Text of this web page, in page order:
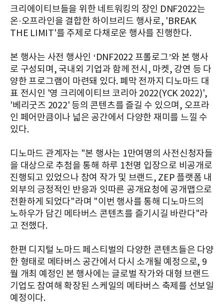
크리에이티브들을 위한 네트워킹의 장인 DNF2022는
온·오프라인을 결합한 하이브리드 행사로, 'BREAK
THE LIMIT'를 주제로 다채로운 행사를 진행한다.
본 행사는 사전 행사인 ‘DNF2022 프롤로그’와 본 행사
로 구성되며, 국내외 기업과 함께 전시, 마켓, 강연 등 다
양한 프로그램이 마련돼 있다. 폐막 전까지 디노마드 대
표 전시인 '영 크리에이티브 코리아 2022(YCK 2022)',
'베리굿즈 2022' 등의 콘텐츠를 즐길 수 있으며, 오프라
인 페어만큼이나 넓은 공간에서 다양한 재미를 느낄 수
있다.
디노마드 관계자는 "본 행사는 1만여명의 사전신청자들
을 대상으로 추첨을 통해 하루 1천명 입장으로 비공개로
진행되고 있었으나 참여 작가 및 브랜드, ZEP 플랫폼 내
외부의 긍정적인 반응과 잇따른 공개요청에 공개맵으로
전환하게 되었다"라며 "이번 행사를 통해 디노마드의
노하우가 담긴 메타버스 콘텐츠를 즐기시길 바란다"라
고 전했다.
한편 디지털 노마드 페스티벌의 다양한 콘텐츠들은 다양
한 형태로 메타버스 공간에서 다시 소개될 예정으로, 9
월 개최 예정인 본 행사에는 글로벌 작가와 대형 브랜드
기업도 참여해 확장된 스케일의 메타버스 축제를 선보일
예정이다.